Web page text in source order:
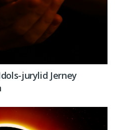
jurylid Jerney